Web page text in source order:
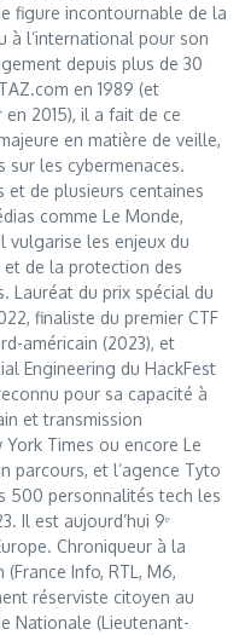
figure incontournable de la
à l’international pour son
depuis plus de 30
en 1989 (et
2015), il a fait de ce
en matière de veille,
sur les cybermenaces.
et de plusieurs centaines
comme Le Monde,
vulgarise les enjeux du
de la protection des
Lauréat du prix spécial du
finaliste du premier CTF
américain (2023), et
Engineering du HackFest
pour sa capacité à
et transmission
Times ou encore Le
parcours, et l’agence Tyto
500 personnalités tech les
Il est aujourd’hui 9ᵉ
Chroniqueur à la
Info, RTL, M6,
réserviste citoyen au
Nationale (Lieutenant-